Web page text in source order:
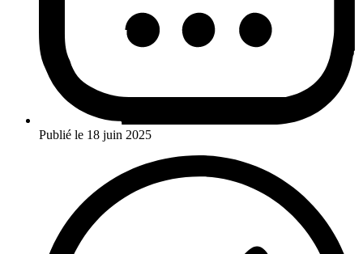
Publié le 18 juin 2025